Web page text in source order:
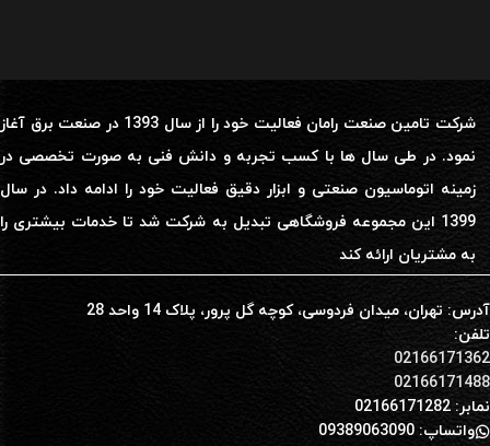
شرکت تامین صنعت رامان فعالیت خود را از سال 1393 در صنعت برق آغاز
نمود. در طی سال ها با کسب تجربه و دانش فنی به صورت تخصصی در
زمینه اتوماسیون صنعتی و ابزار دقیق فعالیت خود را ادامه داد. در سال
1399 این مجموعه فروشگاهی تبدیل به شرکت شد تا خدمات بیشتری را
به مشتریان ارائه کند
آدرس: تهران، میدان فردوسی، کوچه گل پرور، پلاک 14 واحد 28
تلفن:
02166171362
02166171488
نمابر: 02166171282
واتساپ: 09389063090